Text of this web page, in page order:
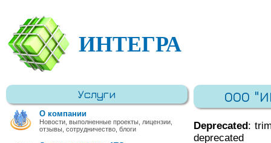
ИНТЕГРА
Услуги
О компании
Новости, выполненные проекты, лицензии,
отзывы, сотрудничество, блоги
ООО
Deprecated: